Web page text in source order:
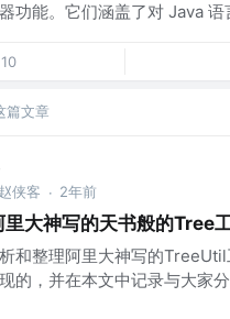
功能。它们涵盖了对 Java
10
篇文章
侠客 · 2年前
里大神写的天书般的Tree
和整理阿里大神写的
的，并在本文中记录与大家